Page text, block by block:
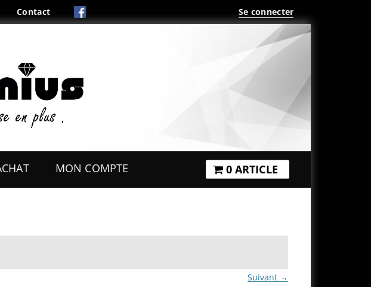
Contact Se connecter
MON COMPTE 0 ARTICLE
Suivant →